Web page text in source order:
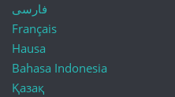
فارسی
Français
Hausa
Bahasa Indonesia
Қазақ